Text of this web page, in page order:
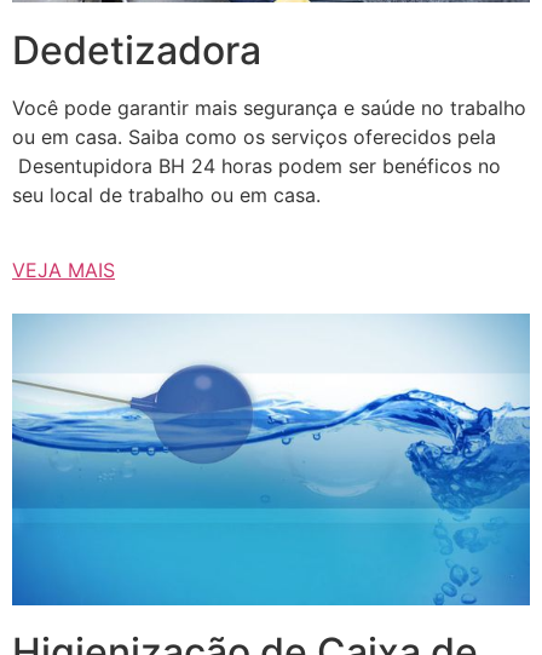
Dedetizadora
Você pode garantir mais segurança e saúde no trabalho
ou em casa. Saiba como os serviços oferecidos pela
Desentupidora BH 24 horas podem ser benéficos no
seu local de trabalho ou em casa.
VEJA MAIS